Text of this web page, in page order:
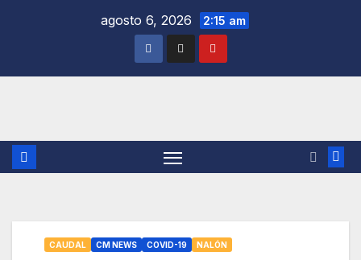
agosto 6, 2026 2:15 am
CAUDAL CM NEWS COVID-19 NALÓN